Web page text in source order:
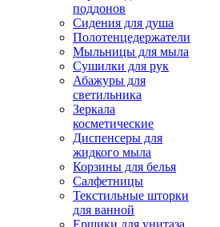
поддонов
Сидения для душа
Полотенцедержатели
Мыльницы для мыла
Сушилки для рук
Абажуры для
светильника
Зеркала
косметические
Диспенсеры для
жидкого мыла
Корзины для белья
Салфетницы
Текстильные шторки
для ванной
Ершики для унитаза